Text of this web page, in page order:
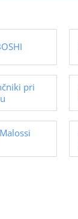
pri